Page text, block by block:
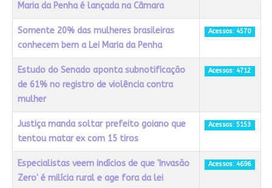
Maria da Penha é lançada na Câmara
Somente 20% das mulheres brasileiras
conhecem bem a Lei Maria da Penha
Acessos: 4570
Estudo do Senado aponta subnotificação
de 61% no registro de violência contra
mulher
Acessos: 4712
Justiça manda soltar prefeito goiano que
tentou matar ex com 15 tiros
Acessos: 5153
Especialistas veem indícios de que 'Invasão
Zero' é milícia rural e age fora da lei
Acessos: 4696